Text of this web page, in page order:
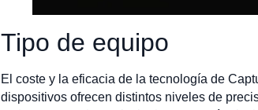
Tipo de equipo
El coste y la eficacia de la tecnología de
dispositivos ofrecen distintos niveles de